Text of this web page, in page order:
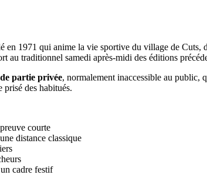
en 1971 qui anime la vie sportive du village de
au traditionnel samedi après-midi des éditions
partie privée, normalement inaccessible au public,
prisé des habitués.
courte
distance classique
cadre festif